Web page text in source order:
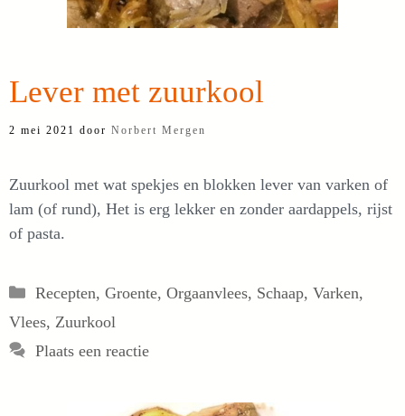
Lever met zuurkool
2 mei 2021 door Norbert Mergen
Zuurkool met wat spekjes en blokken lever van varken of
lam (of rund), Het is erg lekker en zonder aardappels, rijst
of pasta.
Categorieën
Recepten, Groente, Orgaanvlees, Schaap, Varken,
Vlees, Zuurkool
Plaats een reactie